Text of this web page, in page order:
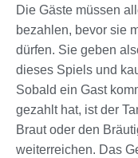
Die Gäste müssen
bezahlen, bevor sie
dürfen. Sie geben
dieses Spiels und
Sobald ein Gast
gezahlt hat, ist der
Braut oder den
weiterreichen. Das